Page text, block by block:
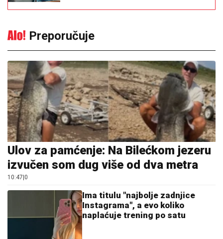
Preporučuje
Ulov za pamćenje: Na Bilećkom jezeru
izvučen som dug više od dva metra
10:47|0
Ima titulu "najbolje zadnjice
Instagrama", a evo koliko
naplaćuje trening po satu